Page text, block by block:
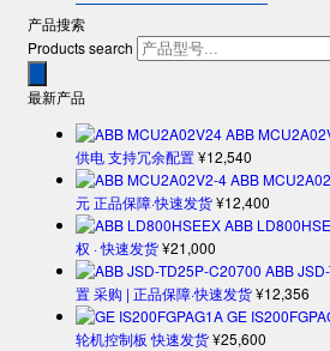
产品搜索
Products search
最新产品
ABB
供电 支持冗余配置¥12,540
ABB
元 正品保障·快速发货¥12,400
ABB
权 · 快速发货¥21,000
ABB
置 采购 | 正品保障·快速发货¥12,356
GE
轮机控制板 快速发货¥25,600